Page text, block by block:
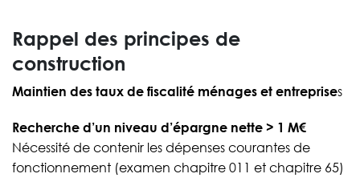
Rappel des principes de
construction
Maintien des taux de fiscalité ménages et entreprises
Recherche d’un niveau d’épargne nette > 1 M€
Nécessité de contenir les dépenses courantes de
fonctionnement (examen chapitre 011 et chapitre 65)